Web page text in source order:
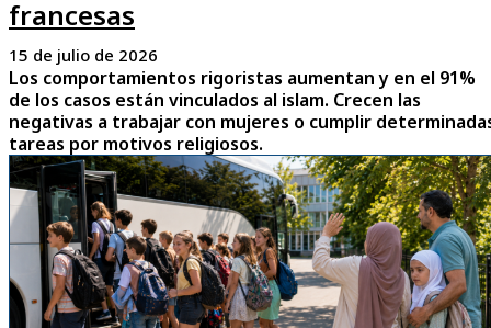
francesas
15 de julio de 2026
Los comportamientos rigoristas aumentan y en el 91%
de los casos están vinculados al islam. Crecen las
negativas a trabajar con mujeres o cumplir
tareas por motivos religiosos.